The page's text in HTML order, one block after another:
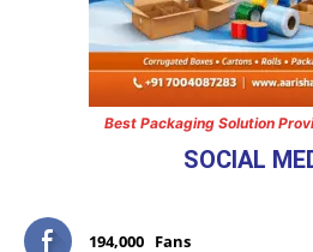
Best Packaging Solution
SOCIAL
194,000 Fans